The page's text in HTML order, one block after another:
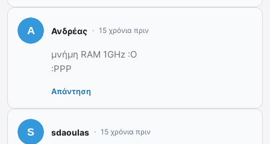
Ανδρέας 15 χρόνια πριν
μνήμη RAM 1GHz :O
:PPP
Απάντηση
sdaoulas 15 χρόνια πριν